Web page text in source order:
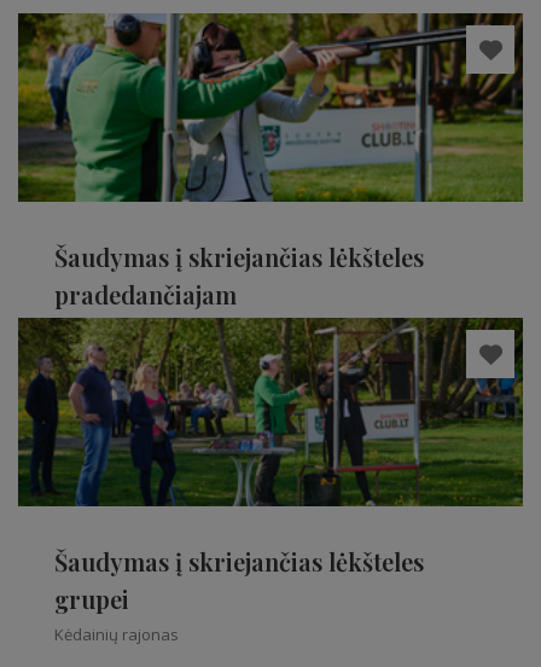
Šaudymas į skriejančias lėkšteles
pradedančiajam
Kėdainių rajonas
Šaudymas į skriejančias lėkšteles
grupei
Kėdainių rajonas